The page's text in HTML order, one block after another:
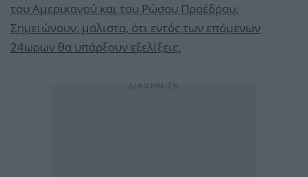
του Αμερικανού και του Ρώσου Προέδρου.
Σημειώνουν, μάλιστα, ότι εντός των επόμενων
24ωρων θα υπάρξουν εξελίξεις.